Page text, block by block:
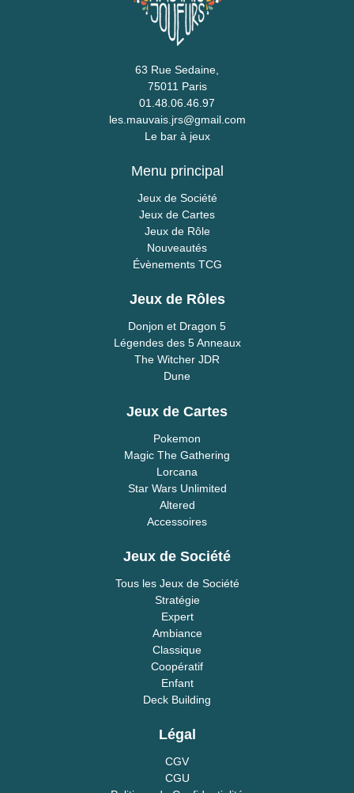
63 Rue Sedaine,
75011 Paris
01.48.06.46.97
les.mauvais.jrs@gmail.com
Le bar à jeux
Menu principal
Jeux de Société
Jeux de Cartes
Jeux de Rôle
Nouveautés
Évènements TCG
Jeux de Rôles
Donjon et Dragon 5
Légendes des 5 Anneaux
The Witcher JDR
Dune
Jeux de Cartes
Pokemon
Magic The Gathering
Lorcana
Star Wars Unlimited
Altered
Accessoires
Jeux de Société
Tous les Jeux de Société
Stratégie
Expert
Ambiance
Classique
Coopératif
Enfant
Deck Building
Légal
CGV
CGU